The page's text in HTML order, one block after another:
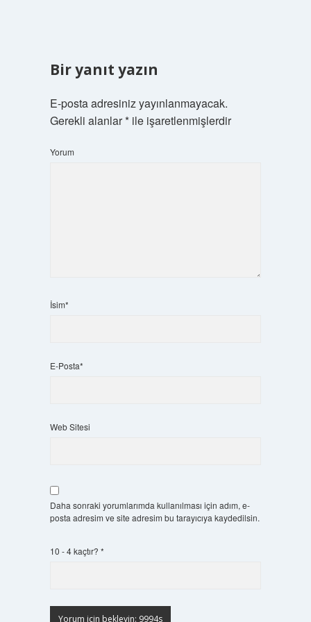
Bir yanıt yazın
E-posta adresiniz yayınlanmayacak.
Gerekli alanlar*ile işaretlenmişlerdir
Yorum
İsim*
E-Posta*
Web Sitesi
Daha sonraki yorumlarımda kullanılması için adım, e-
posta adresim ve site adresim bu tarayıcıya kaydedilsin.
10 - 4 kaçtır? *